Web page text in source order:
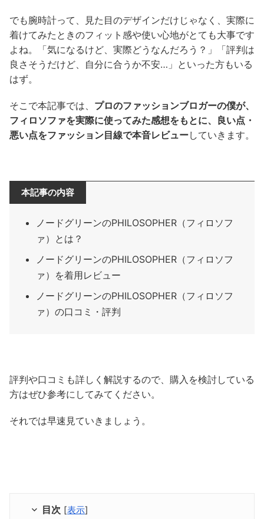
でも腕時計って、見た目のデザインだけじゃなく、実際に
着けてみたときのフィット感や使い心地がとても大事です
よね。「気になるけど、実際どうなんだろう？」「評判は
良さそうだけど、自分に合うか不安…」といった方もいる
はず。
そこで本記事では、 プロのファッションブロガーの僕が、
フィロソファを実際に使ってみた感想をもとに、良い点・
悪い点をファッション目線で本音レビューしていきます。
本記事の内容
ノードグリーンのPHILOSOPHER（フィロソフ
ァ）とは？
ノードグリーンのPHILOSOPHER（フィロソフ
ァ）を着用レビュー
ノードグリーンのPHILOSOPHER（フィロソフ
ァ）の口コミ・評判
評判や口コミも詳しく解説するので、購入を検討している
方はぜひ参考にしてみてください。
それでは早速見ていきましょう。
目次 [表示]